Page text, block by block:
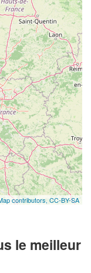
contributors, CC-BY-SA
le meilleur